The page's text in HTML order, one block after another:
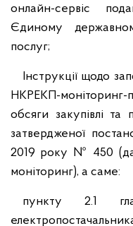
онлайн-сервіс
Єдиному
послуг;
Інструкції щодо
НКРЕКП-моніторинг-
обсяги закупівлі та
затвердженої
2019 року № 450
моніторинг), а саме:
пункту 2.1